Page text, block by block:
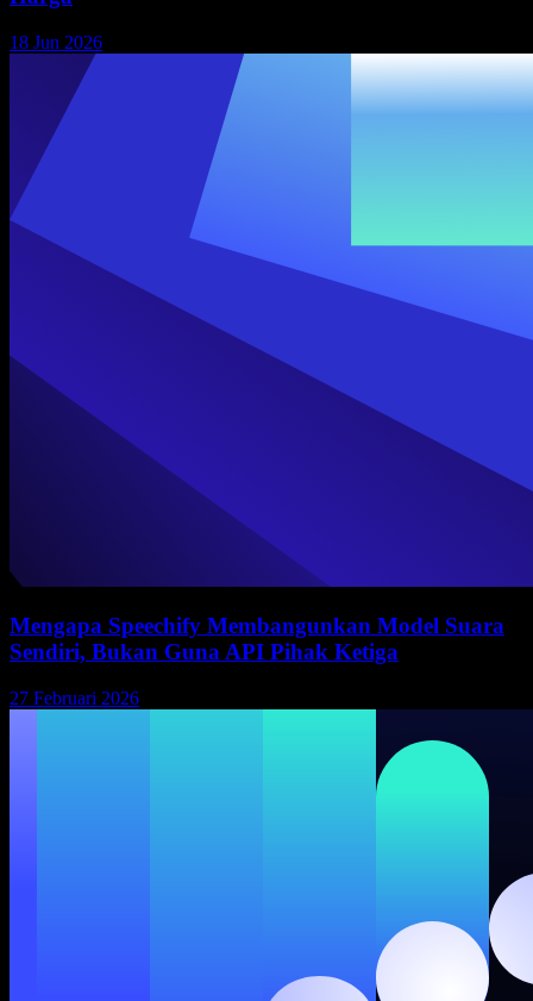
18 Jun 2026
Mengapa Speechify Membangunkan Model Suara
Sendiri, Bukan Guna API Pihak Ketiga
27 Februari 2026